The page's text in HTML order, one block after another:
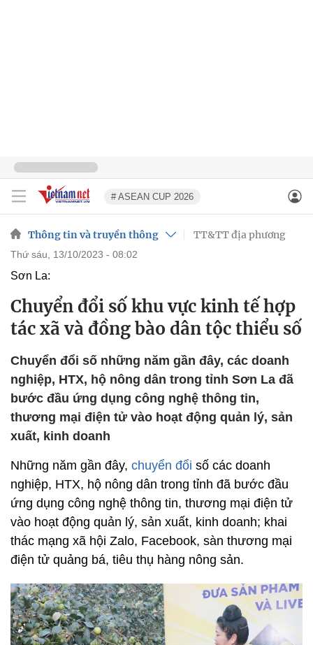
# ASEAN CUP 2026
Thông tin và truyền thông TT&TT địa phương
thứ sáu, 13/10/2023 - 08:02
Sơn La:
Chuyển đổi số khu vực kinh tế hợp
tác xã và đồng bào dân tộc thiểu số
Chuyển đổi số những năm gần đây, các doanh
nghiệp, HTX, hộ nông dân trong tỉnh Sơn La đã
bước đầu ứng dụng công nghệ thông tin,
thương mại điện tử vào hoạt động quản lý, sản
xuất, kinh doanh
Những năm gần đây, chuyển đổi số các doanh
nghiệp, HTX, hộ nông dân trong tỉnh đã bước đầu
ứng dụng công nghệ thông tin, thương mại điện tử
vào hoạt động quản lý, sản xuất, kinh doanh; khai
thác mạng xã hội Zalo, Facebook, sàn thương mại
điện tử quảng bá, tiêu thụ hàng nông sản.